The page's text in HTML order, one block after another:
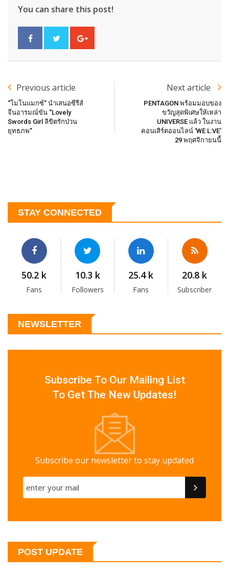
You can share this post!
Previous article
“โมโนแมกซ์” นำเสนอซีรีส์
จีนอารมณ์ขัน “Lovely
Swords Girl ลิขิตรักป่วน
ยุทธภพ”
Next article
PENTAGON พร้อมมอบของ
ขวัญสุดพิเศษให้เหล่า
UNIVERSE แล้ว ในงาน
คอนเสิร์ตออนไลน์ ‘WE L:VE’
29 พฤศจิกายนนี้
STAY CONNECTED
50.2 k
Fans
10.3 k
Followers
25.4 k
Fans
20.8 k
Subscriber
NEWSLETTER
Subscribe To Our Mailing List
To Get The New Updates!
Subscribe our newsletter to stay updated
POST UPDATE